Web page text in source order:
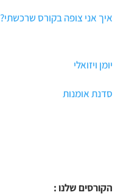
איך אני צופה בקורס שרכשתי?
יומן ויזואלי
סדנת אומנות
הקורסים שלנו :